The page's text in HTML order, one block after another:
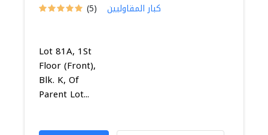
(5) كبار المقاوليين
Lot 81A, 1St
Floor (Front),
Blk. K, Of
Parent Lot...